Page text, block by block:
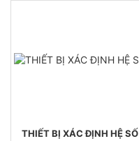
THIẾT BỊ XÁC ĐỊNH HỆ SỐ